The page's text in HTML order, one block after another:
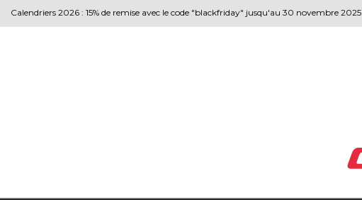
Calendriers 2026 : 15% de remise avec le code "blackfriday" jusqu'au 30 novembre 2025